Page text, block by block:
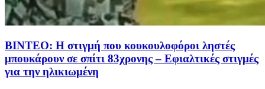
ΒΙΝΤΕΟ: Η στιγμή που κουκουλοφόροι ληστές
μπουκάρουν σε σπίτι 83χρονης – Εφιαλτικές στιγμές
για την ηλικιωμένη